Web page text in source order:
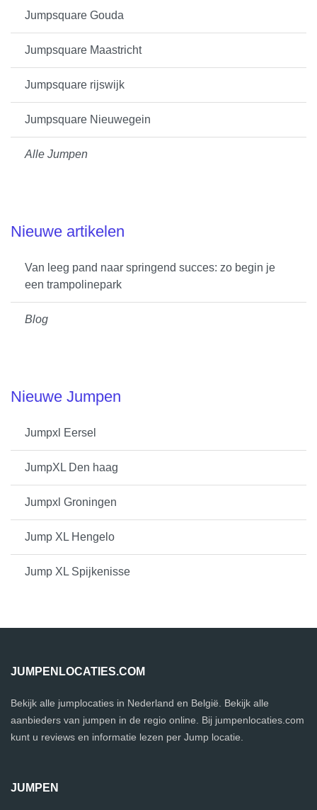
Jumpsquare Gouda
Jumpsquare Maastricht
Jumpsquare rijswijk
Jumpsquare Nieuwegein
Alle Jumpen
Nieuwe artikelen
Van leeg pand naar springend succes: zo begin je
een trampolinepark
Blog
Nieuwe Jumpen
Jumpxl Eersel
JumpXL Den haag
Jumpxl Groningen
Jump XL Hengelo
Jump XL Spijkenisse
JUMPENLOCATIES.COM
Bekijk alle jumplocaties in Nederland en België. Bekijk alle
aanbieders van jumpen in de regio online. Bij jumpenlocaties.com
kunt u reviews en informatie lezen per Jump locatie.
JUMPEN